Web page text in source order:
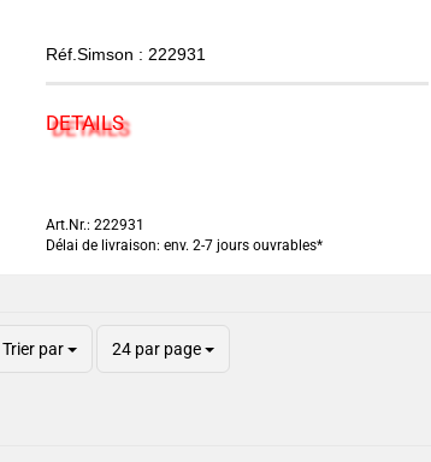
Réf.Simson : 222931
DETAILS
Art.Nr.: 222931
Délai de livraison: env. 2-7 jours ouvrables*
Trier par 24 par page